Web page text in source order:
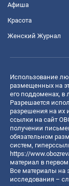
Афиша
Красота
Женский Журнал
Использование
размещенных на
его поддоменах, в
Разрешается
разрешения на их
ссылки на сайт
получении
обязательном
систем,
https://
материал в
Все материалы на
исследования –